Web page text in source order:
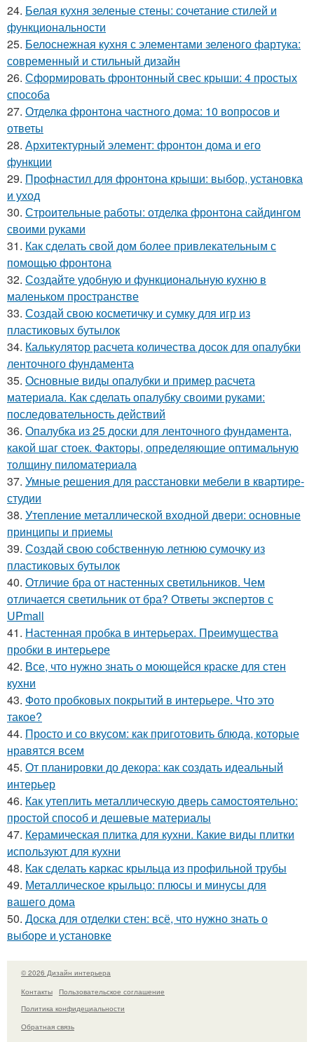
24. Белая кухня зеленые стены: сочетание стилей и
функциональности
25. Белоснежная кухня с элементами зеленого фартука:
современный и стильный дизайн
26. Сформировать фронтонный свес крыши: 4 простых
способа
27. Отделка фронтона частного дома: 10 вопросов и
ответы
28. Архитектурный элемент: фронтон дома и его
функции
29. Профнастил для фронтона крыши: выбор, установка
и уход
30. Строительные работы: отделка фронтона сайдингом
своими руками
31. Как сделать свой дом более привлекательным с
помощью фронтона
32. Создайте удобную и функциональную кухню в
маленьком пространстве
33. Создай свою косметичку и сумку для игр из
пластиковых бутылок
34. Калькулятор расчета количества досок для опалубки
ленточного фундамента
35. Основные виды опалубки и пример расчета
материала. Как сделать опалубку своими руками:
последовательность действий
36. Опалубка из 25 доски для ленточного фундамента,
какой шаг стоек. Факторы, определяющие оптимальную
толщину пиломатериала
37. Умные решения для расстановки мебели в квартире-
студии
38. Утепление металлической входной двери: основные
принципы и приемы
39. Создай свою собственную летнюю сумочку из
пластиковых бутылок
40. Отличие бра от настенных светильников. Чем
отличается светильник от бра? Ответы экспертов с
UPmall
41. Настенная пробка в интерьерах. Преимущества
пробки в интерьере
42. Все, что нужно знать о моющейся краске для стен
кухни
43. Фото пробковых покрытий в интерьере. Что это
такое?
44. Просто и со вкусом: как приготовить блюда, которые
нравятся всем
45. От планировки до декора: как создать идеальный
интерьер
46. Как утеплить металлическую дверь самостоятельно:
простой способ и дешевые материалы
47. Керамическая плитка для кухни. Какие виды плитки
используют для кухни
48. Как сделать каркас крыльца из профильной трубы
49. Металлическое крыльцо: плюсы и минусы для
вашего дома
50. Доска для отделки стен: всё, что нужно знать о
выборе и установке
© 2026 Дизайн интерьера
Контакты
Пользовательское соглашение
Политика конфидециальности
Обратная связь